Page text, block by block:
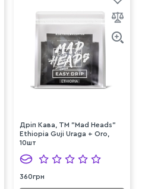
Дріп Кава, ТМ "Mad Heads"
Ethiopia Guji Uraga + Oro,
10шт
360грн